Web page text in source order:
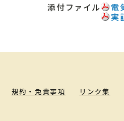
添付ファイル 電
実
規約・免責事項 リンク集